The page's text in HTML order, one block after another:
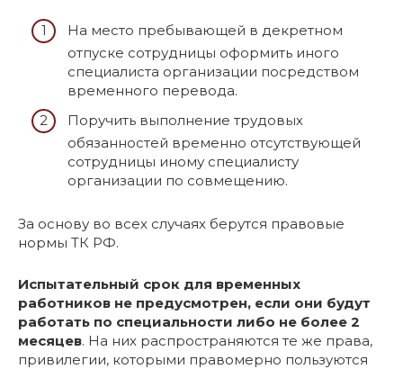
На место пребывающей в декретном
отпуске сотрудницы оформить иного
специалиста организации посредством
временного перевода.
Поручить выполнение трудовых
обязанностей временно отсутствующей
сотрудницы иному специалисту
организации по совмещению.
За основу во всех случаях берутся правовые
нормы ТК РФ.
Испытательный срок для временных
работников не предусмотрен, если они будут
работать по специальности либо не более 2
месяцев. На них распространяются те же права,
привилегии, которыми правомерно пользуются